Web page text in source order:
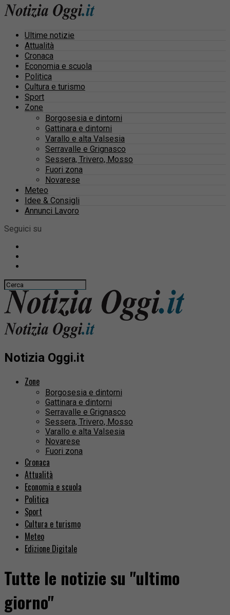
Ultime notizie
Attualità
Cronaca
Economia e scuola
Politica
Cultura e turismo
Sport
Zone
Borgosesia e dintorni
Gattinara e dintorni
Varallo e alta Valsesia
Serravalle e Grignasco
Sessera, Trivero, Mosso
Fuori zona
Novarese
Meteo
Idee & Consigli
Annunci Lavoro
Seguici su
Notizia Oggi.it
Zone
Borgosesia e dintorni
Gattinara e dintorni
Serravalle e Grignasco
Sessera, Trivero, Mosso
Varallo e alta Valsesia
Novarese
Fuori zona
Cronaca
Attualità
Economia e scuola
Politica
Sport
Cultura e turismo
Meteo
Edizione Digitale
Tutte le notizie su "ultimo
giorno"